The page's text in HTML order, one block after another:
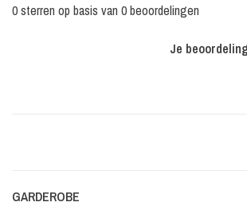
0 sterren op basis van 0 beoordelingen
Je
GARDEROBE